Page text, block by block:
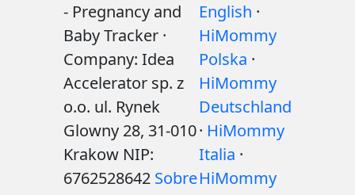
- Pregnancy and
Baby Tracker ·
Company: Idea
Accelerator sp. z
o.o. ul. Rynek
Glowny 28, 31-010
Krakow NIP:
6762528642 Sobre
English ·
HiMommy
Polska ·
HiMommy
Deutschland
· HiMommy
Italia ·
HiMommy